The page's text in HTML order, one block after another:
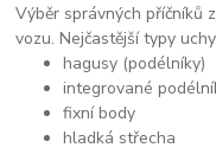
Výběr správných příčníků
vozu. Nejčastější typy
hagusy (podélníky)
integrované
fixní body
hladká střecha